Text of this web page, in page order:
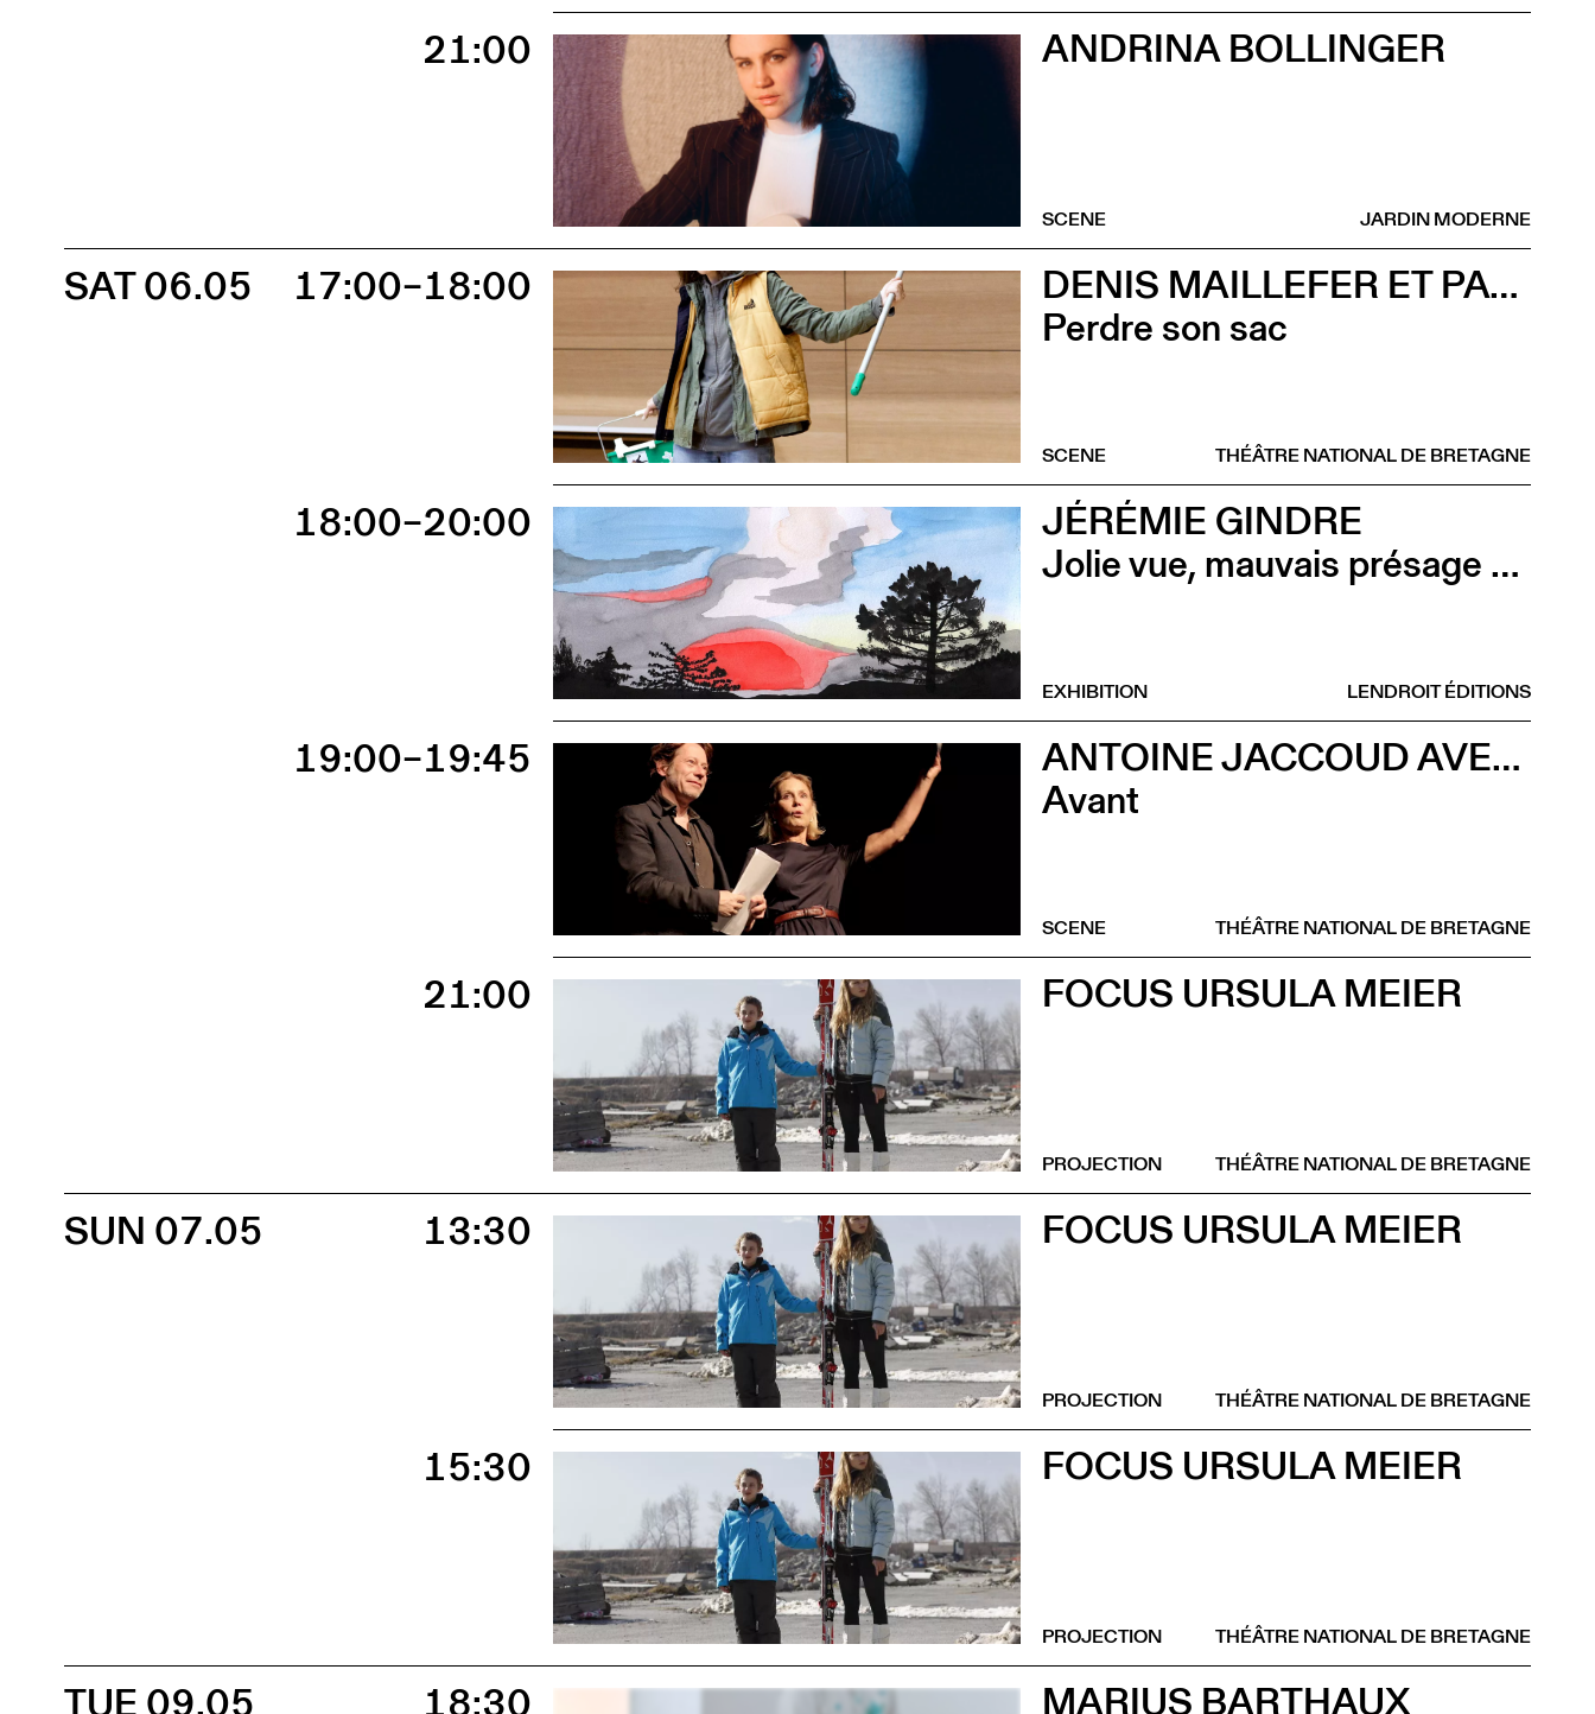
21:00 ANDRINA BOLLINGER
JARDIN MODERNE
SCENE
SAT 06.05 17:00–18:00
DENIS MAILLEFER ET PASCAL RAMBERT AVEC LOLA GIOUSSE
Perdre son sac
THÉÂTRE NATIONAL DE BRETAGNE
SCENE
18:00–20:00
JÉRÉMIE GINDRE
Jolie vue, mauvais présage (Vernissage)
LENDROIT ÉDITIONS
EXHIBITION
19:00–19:45
ANTOINE JACCOUD AVEC MATHIEU AMALRIC ET MARTHE KELLER
Avant
THÉÂTRE NATIONAL DE BRETAGNE
SCENE
21:00 FOCUS URSULA MEIER
THÉÂTRE NATIONAL DE BRETAGNE
PROJECTION
SUN 07.05 13:30 FOCUS URSULA MEIER
THÉÂTRE NATIONAL DE BRETAGNE
PROJECTION
15:30 FOCUS URSULA MEIER
THÉÂTRE NATIONAL DE BRETAGNE
PROJECTION
TUE 09.05 18:30 MARIUS BARTHAUX